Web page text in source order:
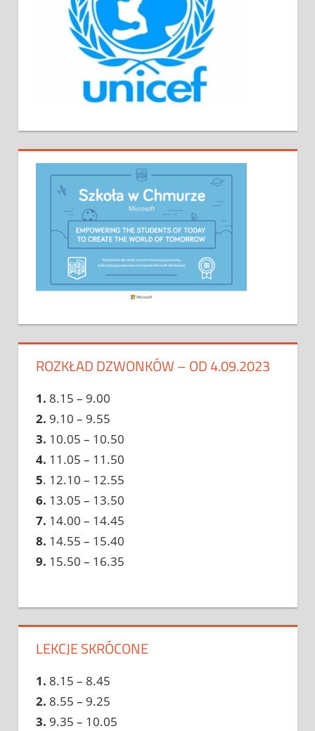
ROZKŁAD DZWONKÓW – OD 4.09.2023
1. 8.15 – 9.00
2. 9.10 – 9.55
3. 10.05 – 10.50
4. 11.05 – 11.50
5. 12.10 – 12.55
6. 13.05 – 13.50
7. 14.00 – 14.45
8. 14.55 – 15.40
9. 15.50 – 16.35
LEKCJE SKRÓCONE
1. 8.15 – 8.45
2. 8.55 – 9.25
3. 9.35 – 10.05